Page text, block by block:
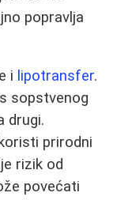
popravlja
i lipotransfer.
sopstvenog
drugi.
prirodni
rizik od
povećati